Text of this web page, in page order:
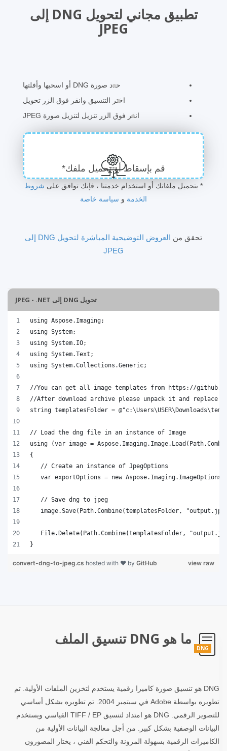
تطبيق مجاني لتحويل DNG إلى
JPEG
حدد صورة DNG أو اسحبها وأفلتها
اختر التنسيق وانقر فوق الزر تحويل
انقر فوق الزر تنزيل لتنزيل صورة JPEG
قم بإسقاط أو تحميل ملفك*
* بتحميل ملفاتك أو استخدام خدمتنا ، فإنك توافق على شروط
الخدمة و سياسة خاصة
تحقق من
العروض التوضيحية المباشرة لتحويل DNG إلى
JPEG
تحويل DNG إلى JPEG - .NET
}
view raw
convert-dng-to-jpeg.cs hosted with ❤ by GitHub
DNG
ما هو DNG تنسيق الملف
DNG هو تنسيق صورة كاميرا رقمية يستخدم لتخزين الملفات الأولية. تم
تطويره بواسطة Adobe في سبتمبر 2004. تم تطويره بشكل أساسي
للتصوير الرقمي. DNG هو امتداد لتنسيق TIFF / EP القياسي ويستخدم
البيانات الوصفية بشكل كبير. من أجل معالجة البيانات الأولية من
الكاميرات الرقمية بسهولة المرونة والتحكم الفني ، يختار المصورون